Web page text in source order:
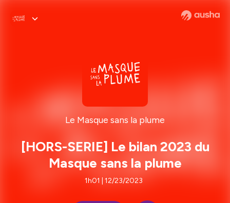
Le Masque sans la plume
[HORS-SERIE] Le bilan 2023 du
Masque sans la plume
1h01 | 12/23/2023